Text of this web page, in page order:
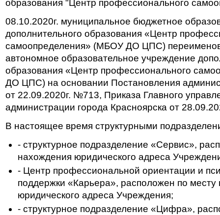
образования "Центр профессионального
08.10.2020г. муниципальное бюджетное
дополнительного образования «Центр
самоопределения» (МБОУ ДО ЦПС)
автономное образовательное учреждение
образования «Центр профессионального
ДО ЦПС) на основании Постановления
от 22.09.2020г. №713, Приказа Главного
администрации города Красноярска от
В настоящее время структурными
- структурное подразделение «Сервис»,
нахождения юридического адреса
- Центр профессиональной ориентации и
поддержки «Карьера», расположен по месту
юридического адреса Учреждения;
- структурное подразделение «Цифра»,